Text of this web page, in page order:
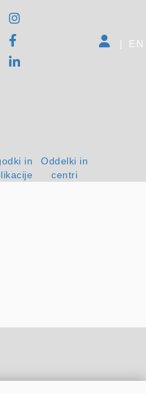
in
Oddelki in
centri
| EN